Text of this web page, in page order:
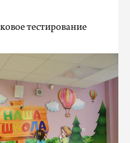
тестирование